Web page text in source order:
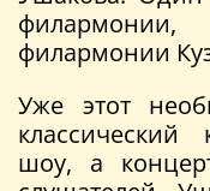
филармонии
Уже этот
шоу, а